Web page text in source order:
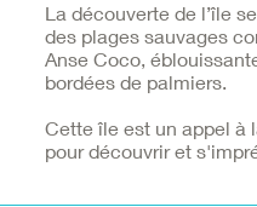
La découverte de l’île
des plages sauvages
Anse Coco,
bordées de palmiers.
Cette île est un appel à
pour découvrir et